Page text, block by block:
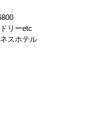
リーetc
スホテル